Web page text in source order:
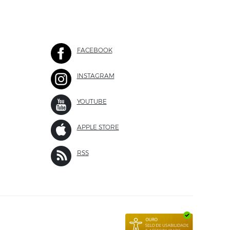
FACEBOOKSITE EXTERNO
INSTAGRAM
YOUTUBE
APPLE STORE
RSS